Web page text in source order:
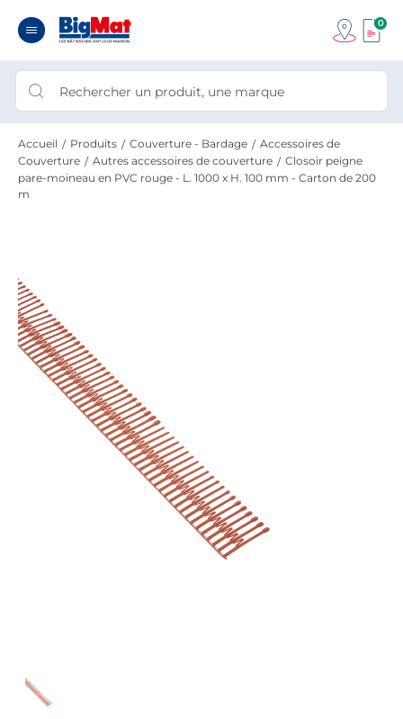
0
Accueil Produits Couverture - Bardage
Accessoires de
Couverture
Autres accessoires de couverture
Closoir peigne
pare-moineau en PVC rouge - L. 1000 x H. 100 mm - Carton de 200
m